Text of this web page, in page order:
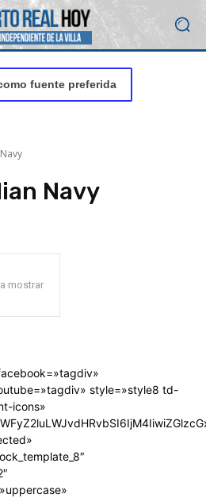
fuente preferida
Navy
mostrar
style=»style8 td-
icons»